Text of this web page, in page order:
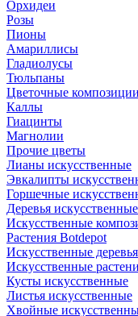
Орхидеи
Розы
Пионы
Амариллисы
Гладиолусы
Тюльпаны
Цветочные композиции
Каллы
Гиацинты
Магнолии
Прочие цветы
Лианы искусственные
Эвкалипты
Горшечные
Деревья искусственные
Искусственные
Растения Botdepot
Искусственные деревья
Искусственные
Кусты искусственные
Листья искусственные
Хвойные